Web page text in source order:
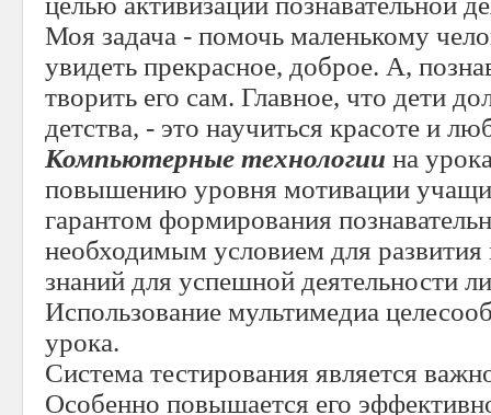
Моя задача - помочь маленькому
увидеть прекрасное, доброе. А,
творить его сам. Главное, что дети
детства, - это научиться красоте и
Компьютерные технологии на
повышению уровня мотивации
гарантом формирования
необходимым условием для
знаний для успешной деятельности
Использование мультимедиа
урока.
Система тестирования является
Особенно повышается его